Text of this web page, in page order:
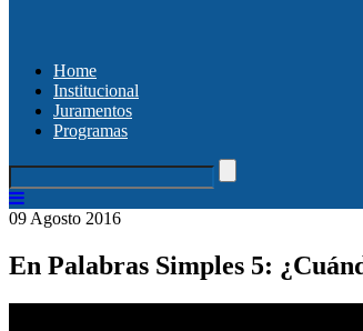
Home
Institucional
Juramentos
Programas
09 Agosto 2016
En Palabras Simples 5: